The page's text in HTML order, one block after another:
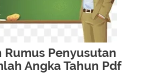
Rumus Penyusutan
Angka Tahun Pdf